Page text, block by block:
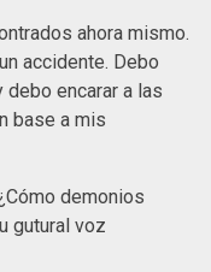
ahora mismo.
accidente. Debo
debo encarar a las
base a mis
demonios
gutural voz